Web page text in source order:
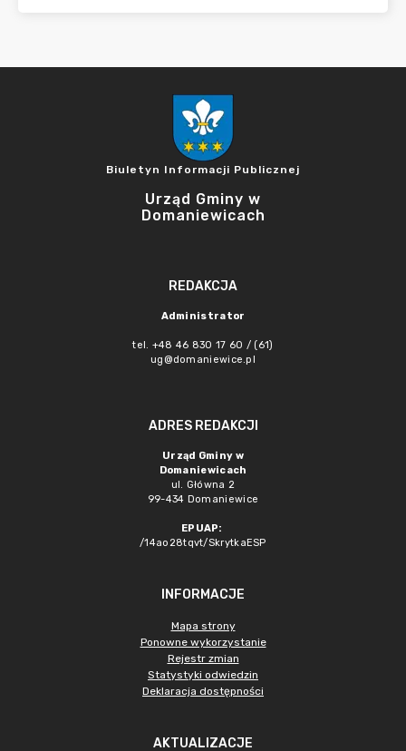
Biuletyn Informacji Publicznej
Urząd Gminy w
Domaniewicach
REDAKCJA
Administrator
tel. +48 46 830 17 60 / (61)
ug@domaniewice.pl
ADRES REDAKCJI
Urząd Gminy w
Domaniewicach
ul. Główna 2
99-434 Domaniewice
EPUAP:
/14ao28tqvt/SkrytkaESP
INFORMACJE
Mapa strony
Ponowne wykorzystanie
Rejestr zmian
Statystyki odwiedzin
Deklaracja dostępności
AKTUALIZACJE